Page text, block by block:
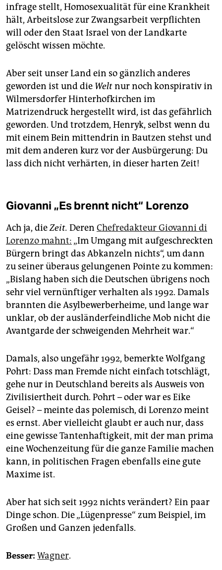
infrage stellt, Homosexualität für eine Krankheit
hält, Arbeitslose zur Zwangsarbeit verpflichten
will oder den Staat Israel von der Landkarte
gelöscht wissen möchte.
Aber seit unser Land ein so gänzlich anderes
geworden ist und die Weltnur noch konspirativ in
Wilmersdorfer Hinterhofkirchen im
Matrizendruck hergestellt wird, ist das gefährlich
geworden. Und trotzdem, Henryk, selbst wenn du
mit einem Bein mittendrin in Bautzen stehst und
mit dem anderen kurz vor der Ausbürgerung: Du
lass dich nicht verhärten, in dieser harten Zeit!
Giovanni „Es brennt nicht“ Lorenzo
Ach ja, dieZeit. Deren Chefredakteur Giovanni di
Lorenzo mahnt: „Im Umgang mit aufgeschreckten
Bürgern bringt das Abkanzeln nichts“, um dann
zu seiner überaus gelungenen Pointe zu kommen:
„Bislang haben sich die Deutschen übrigens noch
sehr viel vernünftiger verhalten als 1992. Damals
brannten die Asylbewerberheime, und lange war
unklar, ob der ausländerfeindliche Mob nicht die
Avantgarde der schweigenden Mehrheit war.“
Damals, also ungefähr 1992, bemerkte Wolfgang
Pohrt: Dass man Fremde nicht einfach totschlägt,
gehe nur in Deutschland bereits als Ausweis von
Zivilisiertheit durch. Pohrt – oder war es Eike
Geisel? – meinte das polemisch, di Lorenzo meint
es ernst. Aber vielleicht glaubt er auch nur, dass
eine gewisse Tantenhaftigkeit, mit der man prima
eine Wochenzeitung für die ganze Familie machen
kann, in politischen Fragen ebenfalls eine gute
Maxime ist.
Aber hat sich seit 1992 nichts verändert? Ein paar
Dinge schon. Die „Lügenpresse“ zum Beispiel, im
Großen und Ganzen jedenfalls.
Besser: Wagner.